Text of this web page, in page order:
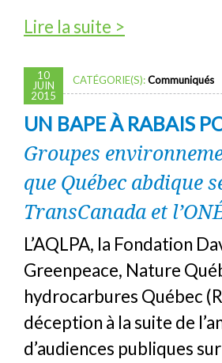
Lire la suite >
10
JUIN
2015
CATÉGORIE(S):Communiqués
UN BAPE À RABAIS
Groupes
que Québec abdique
TransCanada et
L’AQLPA, la Fondation
Greenpeace, Nature
hydrocarbures Québec
déception à la suite de
d’audiences publiques